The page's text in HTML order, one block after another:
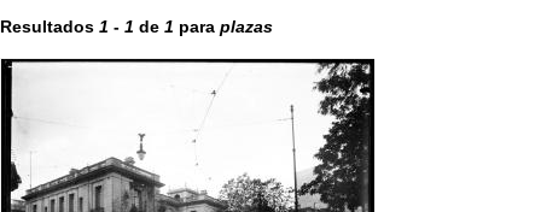
Resultados 1 - 1 de 1 para plazas